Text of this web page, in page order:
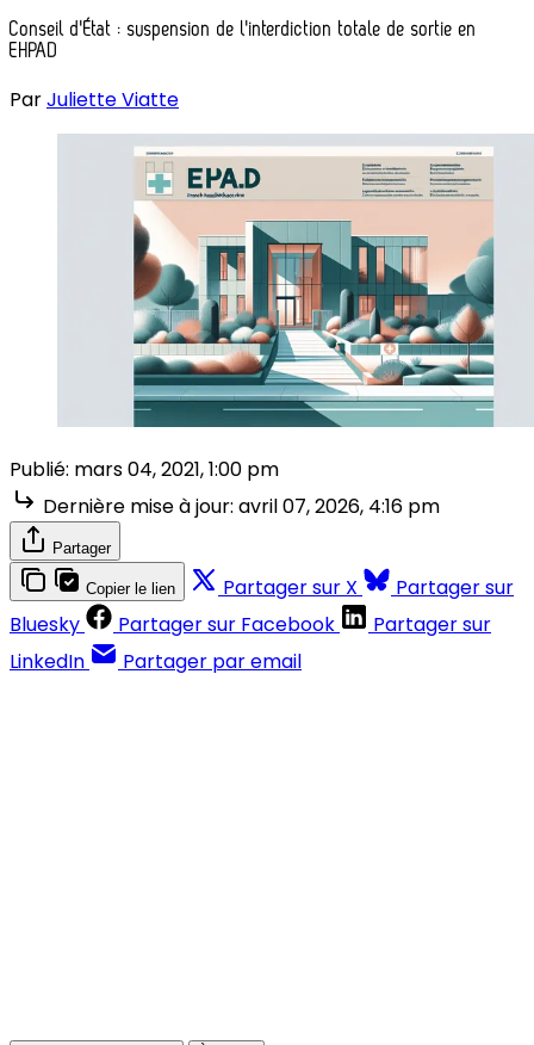
Conseil d'État : suspension de l'interdiction totale de sortie en
EHPAD
ParJuliette Viatte
Publié: mars 04, 2021, 1:00 pm
Dernière mise à jour: avril 07, 2026, 4:16 pm
Partager
Copier le lien Partager sur X
Partager sur
Bluesky
Partager sur Facebook
Partager sur
LinkedIn
Partager par email